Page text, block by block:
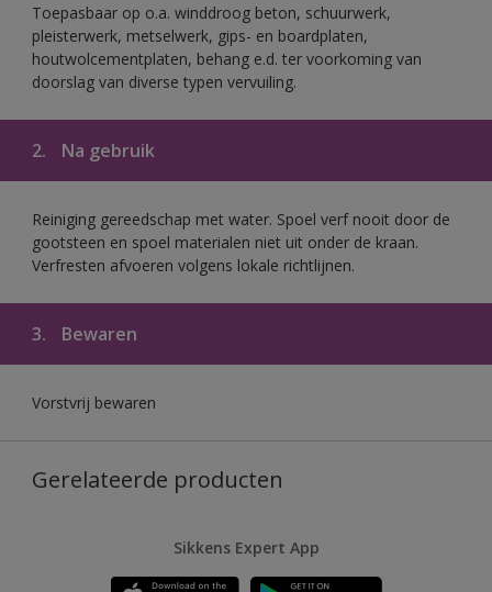
Toepasbaar op o.a. winddroog beton, schuurwerk,
pleisterwerk, metselwerk, gips- en boardplaten,
houtwolcementplaten, behang e.d. ter voorkoming van
doorslag van diverse typen vervuiling.
2. Na gebruik
Reiniging gereedschap met water. Spoel verf nooit door de
gootsteen en spoel materialen niet uit onder de kraan.
Verfresten afvoeren volgens lokale richtlijnen.
3. Bewaren
Vorstvrij bewaren
Gerelateerde producten
Sikkens Expert App